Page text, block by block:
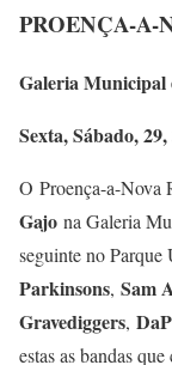
PROENÇA-A-
Galeria Municipal
Sexta, Sábado,
O Proença-a-Nova
Gajo na Galeria
seguinte no Parque
Parkinsons, Sam
Gravediggers,
estas as bandas